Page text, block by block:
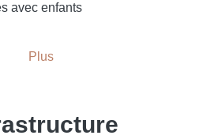
avec enfants
Plus